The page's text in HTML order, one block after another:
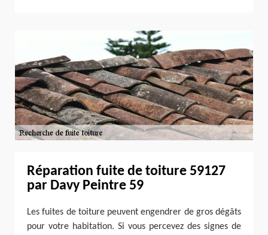
Réparation fuite de toiture 59127
par Davy Peintre 59
Les fuites de toiture peuvent engendrer de gros dégâts
pour votre habitation. Si vous percevez des signes de